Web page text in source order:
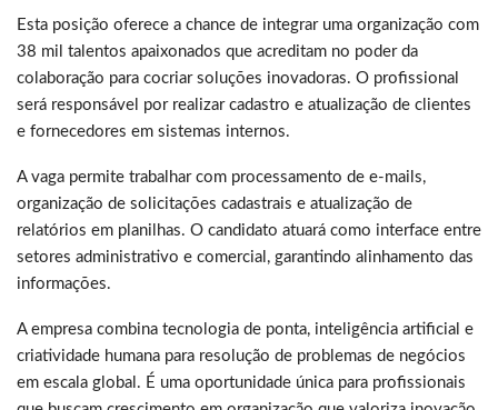
Esta posição oferece a chance de integrar uma organização com
38 mil talentos apaixonados que acreditam no poder da
colaboração para cocriar soluções inovadoras. O profissional
será responsável por realizar cadastro e atualização de clientes
e fornecedores em sistemas internos.
A vaga permite trabalhar com processamento de e-mails,
organização de solicitações cadastrais e atualização de
relatórios em planilhas. O candidato atuará como interface entre
setores administrativo e comercial, garantindo alinhamento das
informações.
A empresa combina tecnologia de ponta, inteligência artificial e
criatividade humana para resolução de problemas de negócios
em escala global. É uma oportunidade única para profissionais